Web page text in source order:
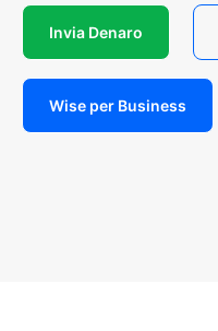
Invia Denaro
Wise per Business